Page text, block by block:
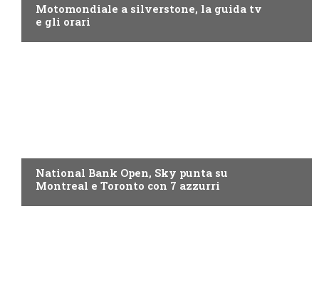
Motomondiale a silverstone, la guida tv
e gli orari
National Bank Open, Sky punta su
Montreal e Toronto con 7 azzurri